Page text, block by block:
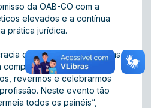
da OAB-GO com a
elevados e a contínua
prática jurídica.
caminham de mão dadas,
comprometida, daí a
revermos e celebrarmos
Neste evento tão
todos os painéis”,